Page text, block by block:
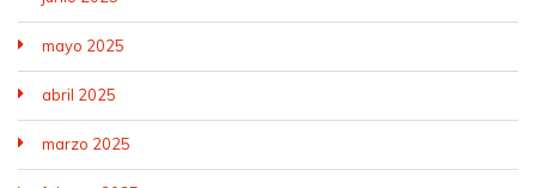
mayo 2025
abril 2025
marzo 2025